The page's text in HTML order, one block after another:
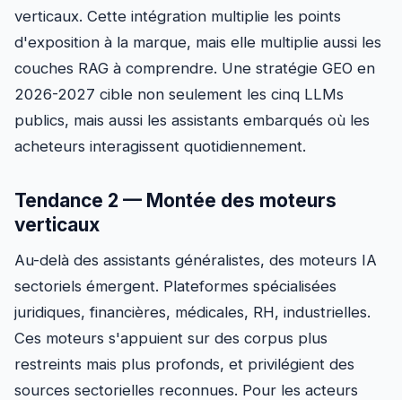
verticaux. Cette intégration multiplie les points
d'exposition à la marque, mais elle multiplie aussi les
couches RAG à comprendre. Une stratégie GEO en
2026-2027 cible non seulement les cinq LLMs
publics, mais aussi les assistants embarqués où les
acheteurs interagissent quotidiennement.
Tendance 2 — Montée des moteurs
verticaux
Au-delà des assistants généralistes, des moteurs IA
sectoriels émergent. Plateformes spécialisées
juridiques, financières, médicales, RH, industrielles.
Ces moteurs s'appuient sur des corpus plus
restreints mais plus profonds, et privilégient des
sources sectorielles reconnues. Pour les acteurs